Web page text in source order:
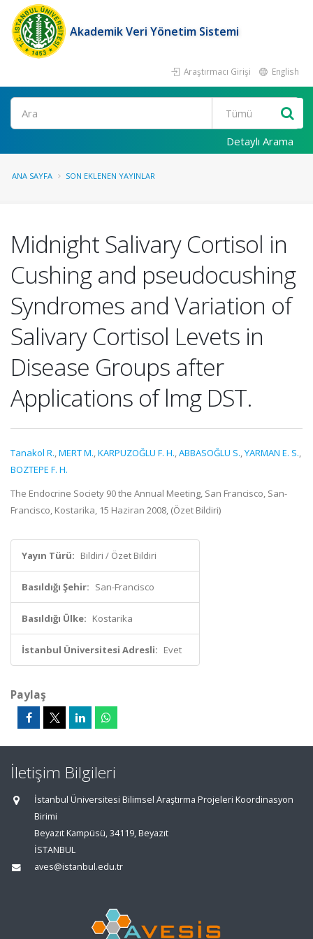
Akademik Veri Yönetim Sistemi
Araştırmacı Girişi English
Ara
Detaylı Arama
ANA SAYFA SON EKLENEN YAYINLAR
Midnight Salivary Cortisol in
Cushing and pseudocushing
Syndromes and Variation of
Salivary Cortisol Levets in
Disease Groups after
Applications of lmg DST.
Tanakol R.,MERT M.,KARPUZOĞLU F. H.,ABBASOĞLU S.,YARMAN E. S.,
BOZTEPE F. H.
The Endocrine Society 90 the Annual Meeting, San Francisco, San-
Francisco, Kostarika, 15 Haziran 2008, (Özet Bildiri)
Yayın Türü: Bildiri / Özet Bildiri
Basıldığı Şehir: San-Francisco
Basıldığı Ülke: Kostarika
İstanbul Üniversitesi Adresli: Evet
Paylaş
İletişim Bilgileri
İstanbul Üniversitesi Bilimsel Araştırma Projeleri Koordinasyon
Birimi
Beyazıt Kampüsü, 34119, Beyazıt
İSTANBUL
aves@istanbul.edu.tr